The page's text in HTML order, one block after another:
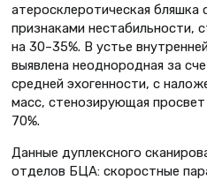
атеросклеротическая бляшка
признаками нестабильности,
на 30–35%. В устье
выявлена неоднородная за
средней эхогенности, с
масс, стенозирующая
70%.
Данные дуплексного
отделов БЦА: скоростные